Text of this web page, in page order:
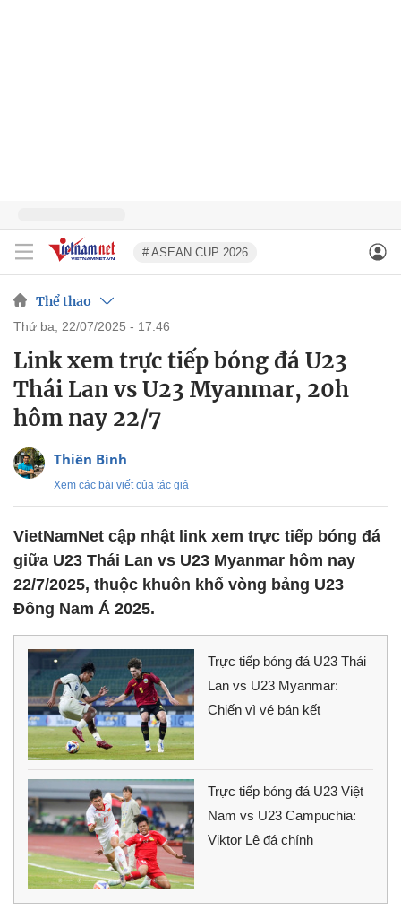
# ASEAN CUP 2026
Thể thao
thứ ba, 22/07/2025 - 17:46
Link xem trực tiếp bóng đá U23
Thái Lan vs U23 Myanmar, 20h
hôm nay 22/7
Thiên Bình
Xem các bài viết của tác giả
VietNamNet cập nhật link xem trực tiếp bóng đá
giữa U23 Thái Lan vs U23 Myanmar hôm nay
22/7/2025, thuộc khuôn khổ vòng bảng U23
Đông Nam Á 2025.
Trực tiếp bóng đá U23 Thái
Lan vs U23 Myanmar:
Chiến vì vé bán kết
Trực tiếp bóng đá U23 Việt
Nam vs U23 Campuchia:
Viktor Lê đá chính